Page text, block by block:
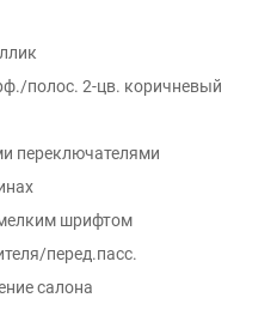
полос. 2-цв. коричневый
переключателями
шрифтом
перед.пасс.
салона